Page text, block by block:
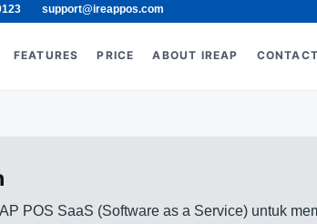
support@ireappos.com
FEATURES PRICE ABOUT IREAP CONTACT
POS SaaS (Software as a Service) untuk